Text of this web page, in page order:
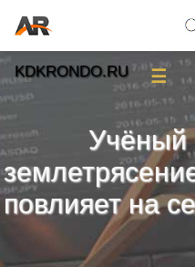
Учёный
повлияет на
KDKRONDO.RU ☰
Тренды новостей »
Рубрики»
Правила»